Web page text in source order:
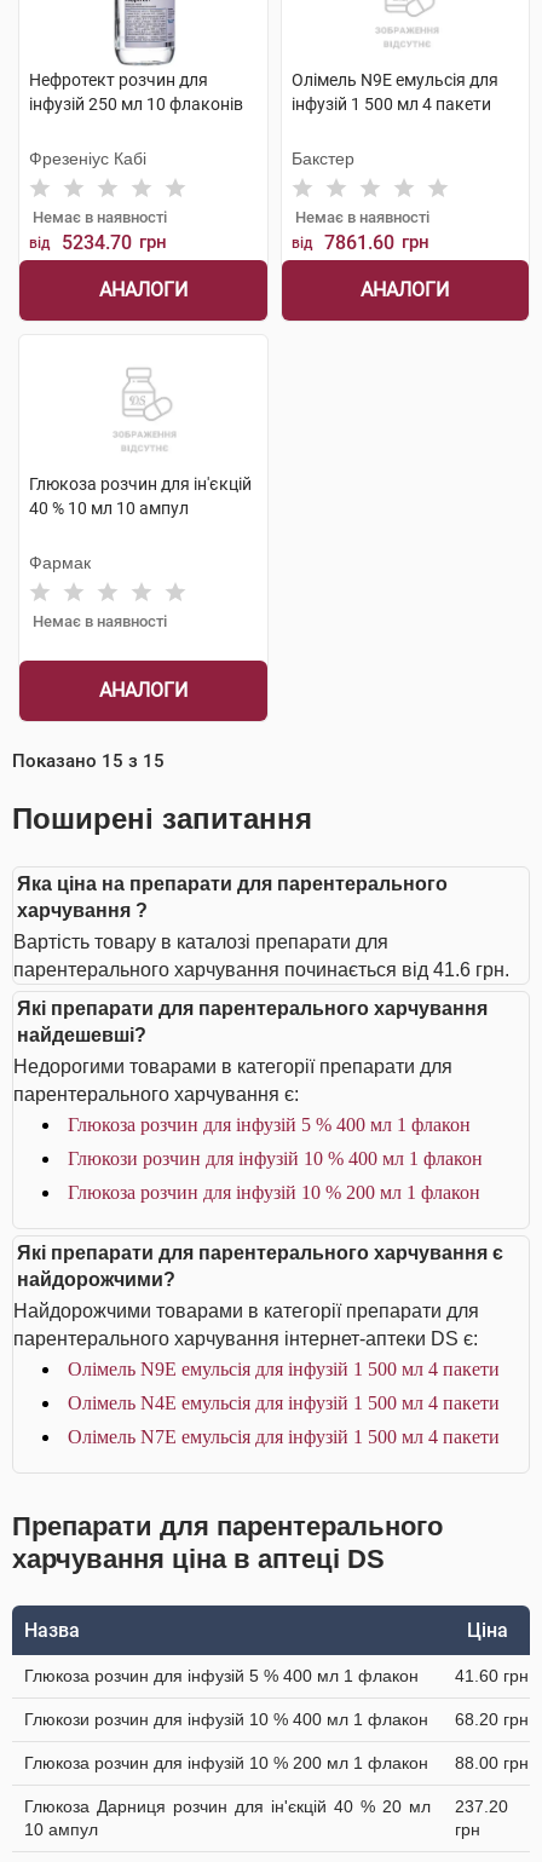
Нефротект розчин для
інфузій 250 мл 10 флаконів
Фрезеніус Кабі
Немає в наявності
від 5234.70 грн
АНАЛОГИ
Олімель N9E емульсія для
інфузій 1 500 мл 4 пакети
Бакстер
Немає в наявності
від 7861.60 грн
АНАЛОГИ
Глюкоза розчин для ін'єкцій
40 % 10 мл 10 ампул
Фармак
Немає в наявності
АНАЛОГИ
Показано 15 з 15
Поширені запитання
Яка ціна на препарати для парентерального
харчування ?
Вартість товару в каталозі препарати для
парентерального харчування починається від 41.6 грн.
Які препарати для парентерального харчування
найдешевші?
Недорогими товарами в категорії препарати для
парентерального харчування є:
Глюкоза розчин для інфузій 5 % 400 мл 1 флакон
Глюкози розчин для інфузій 10 % 400 мл 1 флакон
Глюкоза розчин для інфузій 10 % 200 мл 1 флакон
Які препарати для парентерального харчування є
найдорожчими?
Найдорожчими товарами в категорії препарати для
парентерального харчування інтернет-аптеки DS є:
Олімель N9E емульсія для інфузій 1 500 мл 4 пакети
Олімель N4E емульсія для інфузій 1 500 мл 4 пакети
Олімель N7E емульсія для інфузій 1 500 мл 4 пакети
Препарати для парентерального
харчування ціна в аптеці DS
Назва Ціна
Глюкоза розчин для інфузій 5 % 400 мл 1 флакон 41.60 грн
Глюкози розчин для інфузій 10 % 400 мл 1 флакон 68.20 грн
Глюкоза розчин для інфузій 10 % 200 мл 1 флакон 88.00 грн
Глюкоза Дарниця розчин для ін'єкцій 40 % 20 мл
10 ампул
237.20
грн